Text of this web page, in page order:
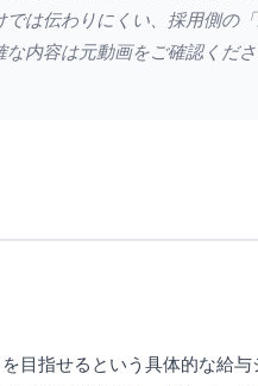
は伝わりにくい、採用側の
内容は元動画をご確認くださ
目指せるという具体的な給